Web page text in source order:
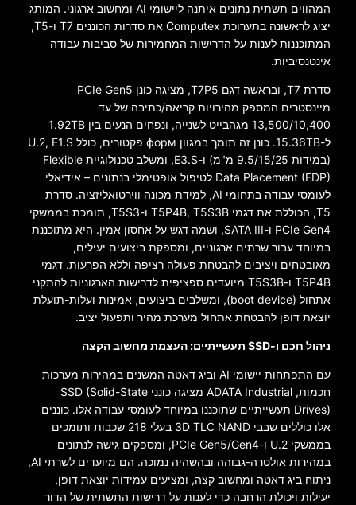
המהווים תשתית נתונים איתנה ליישומי AI ומחשוב ארגוני. המותג
יציג לראשונה בתערוכת Computex את סדרות הכוננים T7 ו-T5,
המתוכננות לענות על הדרישות המחמירות של סביבות עבודה
אינטנסיביות.
סדרת T7, ובראשה דגם T7P5, מציגה כונן PCIe Gen5
מיינסטרים המספק מהירויות קריאה/כתיבה של עד
13,500/10,400 מגהבייט לשנייה, ונפחים הנעים בין 1.92TB
ל-15.36TB. כונן זה תומך במגוון форм פקטורים, כולל U.2, E1.S
(במידות 9.5/15/25 מ"מ) ו-E3.S, ומשלב טכנולוגיית Flexible
Data Placement (FDP) לטיפול אופטימלי בנתונים – אידיאלי
לעומסי עבודה בתחומי AI, למידת מכונה ווירטואליזציה. סדרת
T5, הכוללת את דגמי T5P4B, T5S3B ו-T5S3, תומכת בממשקי
PCIe Gen4 ו-SATA III, ושמה דגש על אחסון אמין. היא מתוכננת
במיוחד עבור שרתים ארגוניים, ומספקת ביצועים יעילים,
מאובטחים ויציבים להבטחת פעולה רציפה וללא הפרעות. דגמי
T5P4B ו-T5S3B מיועדים ספציפית לדרישות הארגוניות להתקני
אתחול (boot device), ומשלבים ביצועים, אמינות ועלות-תועלת
יוצאת דופן להבטחת אתחול מערכת מהיר ותפעול יציב.
ניהול חכם ו-SSD תעשייתיים: העצמת מחשוב הקצה
עם התפתחות יישומי AI וביג דאטה המשנים במהירות מערכות
חכמות, ADATA Industrial מציגה כונני SSD (Solid-State
Drives) תעשייתיים שתוכננו במיוחד לעומסי עבודה אלו. כוננים
אלו כוללים שבבי 3D TLC NAND בעלי 218 שכבות ותומכים
בממשקי U.2 ו-PCIe Gen5/Gen4, ומספקים גישה לנתונים
במהירות אולטרה-גבוהה ובהשהיה נמוכה. הם מיועדים לשרתי AI,
ניתוח ביג דאטה ומחשוב קצה, ומציעים עמידות יוצאת דופן,
יעילות ויכולת הרחבה כדי לענות על דרישות התשתית של הדור